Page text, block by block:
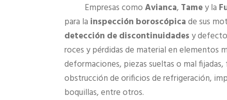
Empresas comoAvianca, Tamey la
para la inspección boroscópicade sus
detección de discontinuidadesy
roces y pérdidas de material en elementos
deformaciones, piezas sueltas o mal
obstrucción de orificios de refrigeración,
boquillas, entre otros.